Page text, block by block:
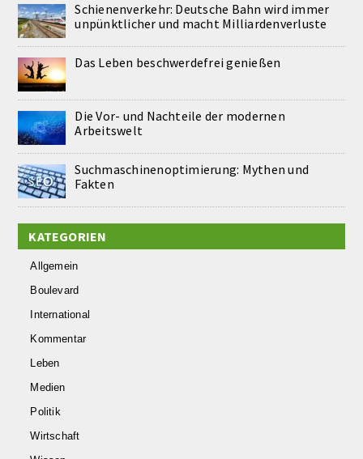
Schienenverkehr: Deutsche Bahn wird immer
unpünktlicher und macht Milliardenverluste
Das Leben beschwerdefrei genießen
Die Vor- und Nachteile der modernen
Arbeitswelt
Suchmaschinenoptimierung: Mythen und
Fakten
KATEGORIEN
Allgemein
Boulevard
International
Kommentar
Leben
Medien
Politik
Wirtschaft